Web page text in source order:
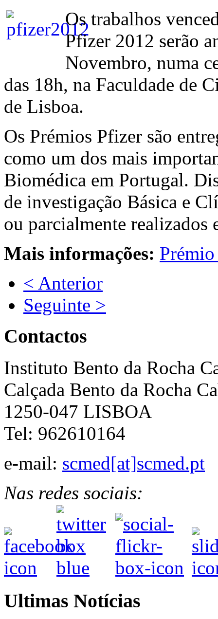
Os trabalhos
Pfizer 2012 serão
Novembro, numa
das 18h, na Faculdade de
de Lisboa.
Os Prémios Pfizer são
como um dos mais
Biomédica em Portugal.
de investigação Básica e
ou parcialmente realizados
Mais informações:
< Anterior
Seguinte >
Contactos
Instituto Bento da Rocha
Calçada Bento da Rocha
1250-047 LISBOA
Tel: 962610164
e-mail: scmed[at]scmed.pt
Nas redes sociais:
Ultimas Notícias